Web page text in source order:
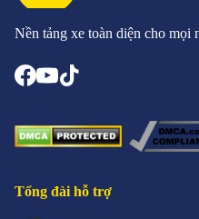
Nền tảng xe toàn diện cho mọi
Tổng đài hỗ trợ